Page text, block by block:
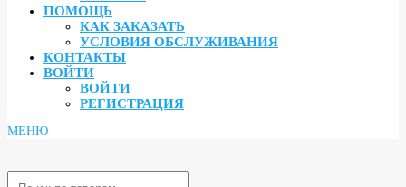
ПОМОЩЬ
КАК ЗАКАЗАТЬ
УСЛОВИЯ ОБСЛУЖИВАНИЯ
КОНТАКТЫ
ВОЙТИ
ВОЙТИ
РЕГИСТРАЦИЯ